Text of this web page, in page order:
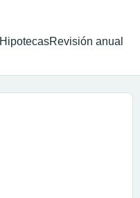
HipotecasRevisión anual